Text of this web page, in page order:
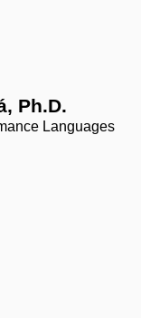
Ph.D.
Languages